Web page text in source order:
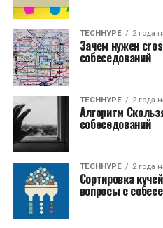
TECHHYPE 2 года
Зачем нужен
собеседований
TECHHYPE 2 года
Алгоритм
собеседований
TECHHYPE 2 года
Сортировка
вопросы с